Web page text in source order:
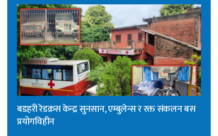
बडहरी रेडक्रस केन्द्र सुनसान, एम्बुलेन्स र रक्त संकलन बस
प्रयोगविहीन